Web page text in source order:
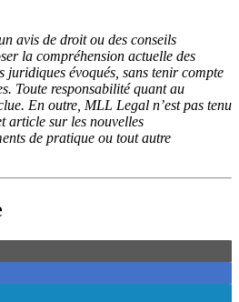
avis de droit ou des conseils
la compréhension actuelle des
juridiques évoqués, sans tenir compte
Toute responsabilité quant au
En outre, MLL Legal n’est pas tenu
article sur les nouvelles
de pratique ou tout autre